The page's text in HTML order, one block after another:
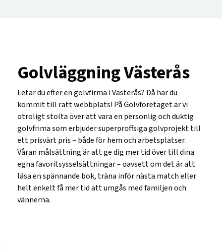
Golvläggning Västerås
Letar du efter en golvfirma i Västerås? Då har du
kommit till rätt webbplats! På Golvföretaget är vi
otroligt stolta över att vara en personlig och duktig
golvfrima som erbjuder superproffsiga golvprojekt till
ett prisvärt pris – både för hem och arbetsplatser.
Våran målsättning är att ge dig mer tid över till dina
egna favoritsysselsättningar – oavsett om det är att
läsa en spännande bok, träna inför nästa match eller
helt enkelt få mer tid att umgås med familjen och
vännerna.